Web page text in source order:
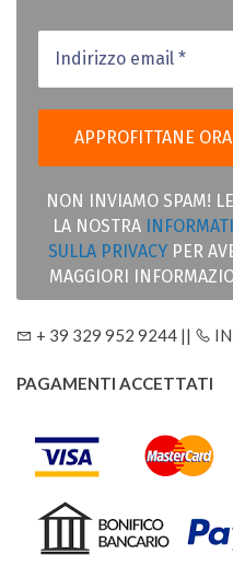
NON INVIAMO SPAM!
LA NOSTRA
SULLA PRIVACY PER
MAGGIORI
+ 39 329 952 9244 ||
PAGAMENTI ACCETTATI